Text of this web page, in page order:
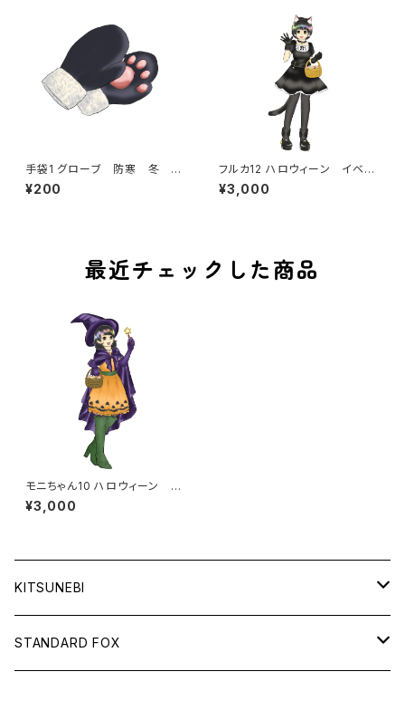
手袋1 グローブ 防寒 冬 寒
い 肉球
¥200
フルカ12 ハロウィーン イベン
ト 黒猫 猫耳 コスプレ お
菓子配り
¥3,000
最近チェックした商品
モニちゃん10 ハロウィーン イ
ベント 魔女 コスプレ お菓
子配り
¥3,000
KITSUNEBI
フルカ
STANDARD FOX